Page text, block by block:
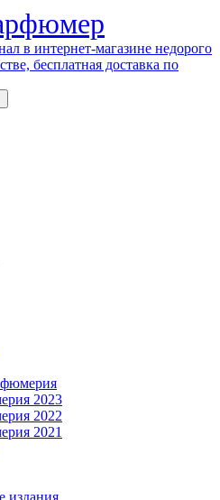
в интернет-магазине недорого
бесплатная доставка по
2023
2022
2021
издания